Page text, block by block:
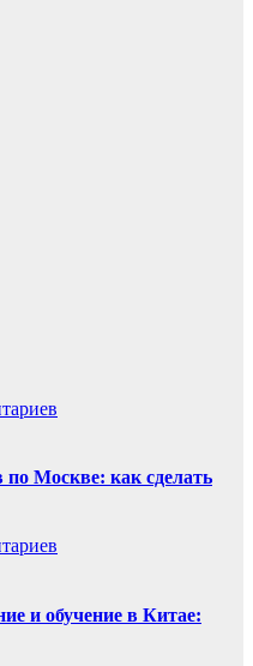
по Москве: как сделать
и обучение в Китае: